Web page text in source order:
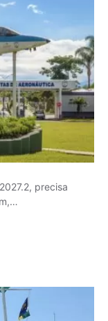
precisa